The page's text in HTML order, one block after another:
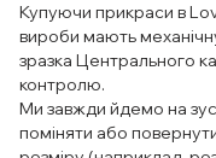
Купуючи прикраси в
вироби мають
зразка Центрального
контролю.
Ми завжди йдемо на
поміняти або